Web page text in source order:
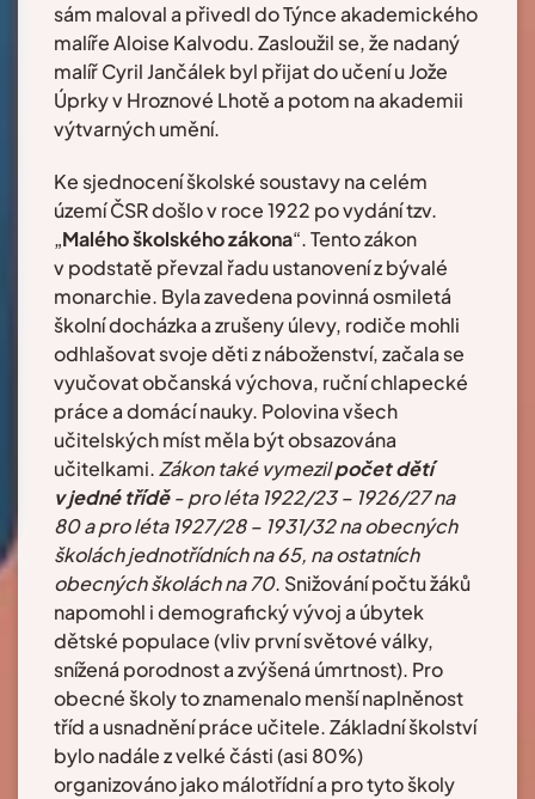
sám maloval a přivedl do Týnce akademického
malíře Aloise Kalvodu. Zasloužil se, že nadaný
malíř Cyril Jančálek byl přijat do učení u Jože
Úprky v Hroznové Lhotě a potom na akademii
výtvarných umění.
Ke sjednocení školské soustavy na celém
území ČSR došlo v roce 1922 po vydání tzv.
„Malého školského zákona“. Tento zákon
v podstatě převzal řadu ustanovení z bývalé
monarchie. Byla zavedena povinná osmiletá
školní docházka a zrušeny úlevy, rodiče mohli
odhlašovat svoje děti z náboženství, začala se
vyučovat občanská výchova, ruční chlapecké
práce a domácí nauky. Polovina všech
učitelských míst měla být obsazována
učitelkami.Zákon také vymezilpočet dětí
v jedné třídě- pro léta 1922/23 – 1926/27 na
80 a pro léta 1927/28 – 1931/32 na obecných
školách jednotřídních na 65, na ostatních
obecných školách na 70. Snižování počtu žáků
napomohl i demografický vývoj a úbytek
dětské populace (vliv první světové války,
snížená porodnost a zvýšená úmrtnost). Pro
obecné školy to znamenalo menší naplněnost
tříd a usnadnění práce učitele. Základní školství
bylo nadále z velké části (asi 80%)
organizováno jako málotřídní a pro tyto školy